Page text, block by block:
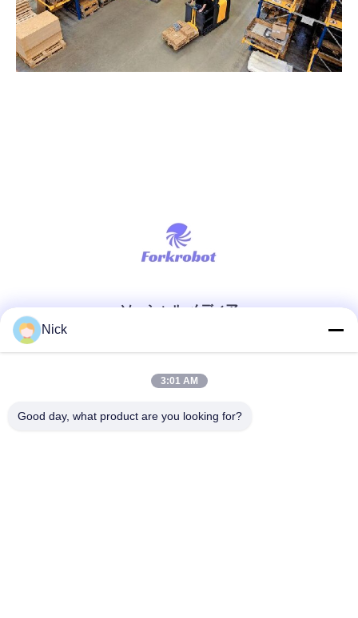
ソーシャル メディア
迅速な連絡
テレ
Nick
3:01 AM
Good day, what product are you looking for?